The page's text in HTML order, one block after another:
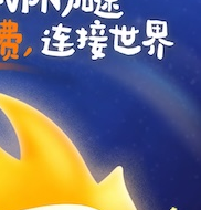
支持 [0] 反对[0]
支持[0] 反对